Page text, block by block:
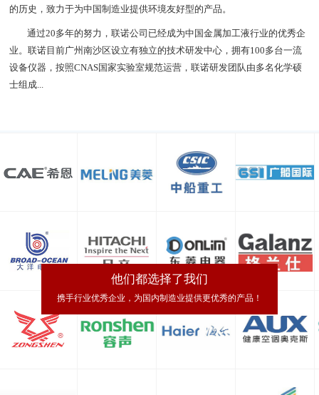
的历史，致力于为中国制造业提供环境友好型的产品。
通过20多年的努力，联诺公司已经成为中国金属加工液行业的优秀企
业。联诺目前广州南沙区设立有独立的技术研发中心，拥有100多台一流
设备仪器，按照CNAS国家实验室规范运营，联诺研发团队由多名化学硕
士组成...
他们都选择了我们
携手行业优秀企业，为国内制造业提供更优秀的产品！